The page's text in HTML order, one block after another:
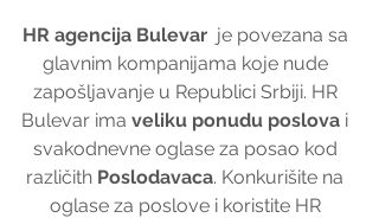
HR agencija Bulevar
  je povezana sa
glavnim kompanijama koje nude
zapošljavanje u Republici Srbiji. HR
Bulevar ima veliku ponudu poslova i
svakodnevne oglase za posao kod
različith Poslodavaca. Konkurišite na
oglase za poslove i koristite HR